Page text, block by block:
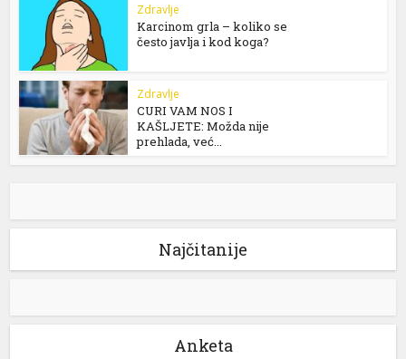
Zdravlje
Karcinom grla – koliko se
često javlja i kod koga?
Zdravlje
CURI VAM NOS I
KAŠLJETE: Možda nije
prehlada, već...
Najčitanije
Anketa